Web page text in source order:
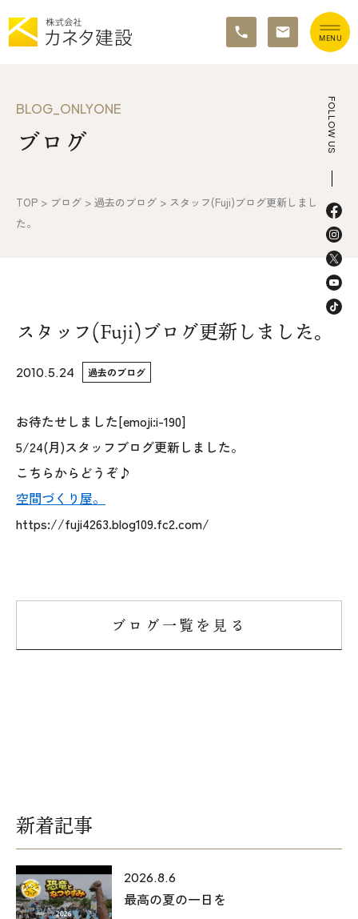
イベント情報
施工の流れ&アフターサポート
お知らせ
ISSH糸魚川住宅認定基準
会社案内
上越スタジオ
スタッフ紹介
採用情報
住まいのなんでも相談
FOLLOW US
BLOG_ONLYONE
ブログ
TOP > ブログ > 過去のブログ > スタッフ(Fuji)ブログ更新しまし
た。
スタッフ(Fuji)ブログ更新しました。
2010.5.24 過去のブログ
お待たせしました[emoji:i-190]
5/24(月)スタッフブログ更新しました。
こちらからどうぞ♪
空間づくり屋。
https://fuji4263.blog109.fc2.com/
ブログ一覧を見る
新着記事
2026.8.6
最高の夏の一日を